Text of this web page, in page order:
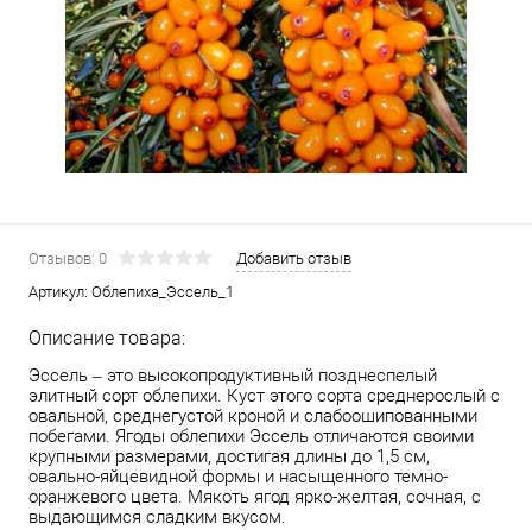
Отзывов: 0
Добавить отзыв
Артикул: Облепиха_Эссель_1
Описание товара:
Эссель – это высокопродуктивный позднеспелый
элитный сорт облепихи. Куст этого сорта среднерослый с
овальной, среднегустой кроной и слабоошипованными
побегами. Ягоды облепихи Эссель отличаются своими
крупными размерами, достигая длины до 1,5 см,
овально-яйцевидной формы и насыщенного темно-
оранжевого цвета. Мякоть ягод ярко-желтая, сочная, с
выдающимся сладким вкусом.